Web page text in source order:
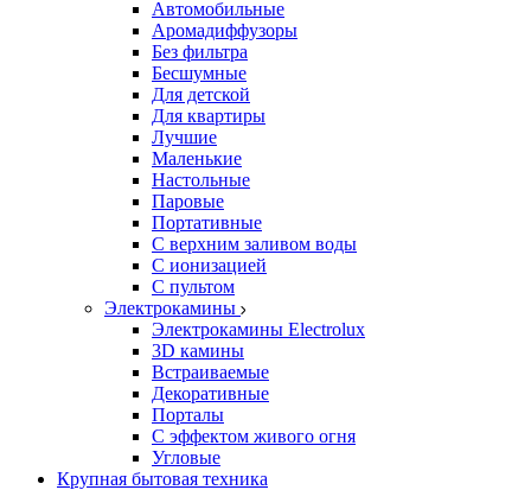
Автомобильные
Аромадиффузоры
Без фильтра
Бесшумные
Для детской
Для квартиры
Лучшие
Маленькие
Настольные
Паровые
Портативные
С верхним заливом воды
С ионизацией
С пультом
Электрокамины
Электрокамины Electrolux
3D камины
Встраиваемые
Декоративные
Порталы
С эффектом живого огня
Угловые
Крупная бытовая техника